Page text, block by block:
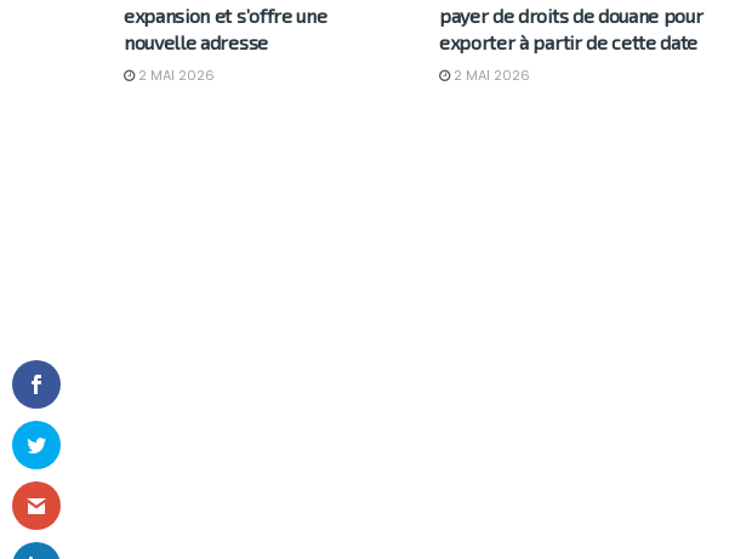
expansion et s’offre une
nouvelle adresse
2 MAI 2026
payer de droits de douane pour
exporter à partir de cette date
2 MAI 2026